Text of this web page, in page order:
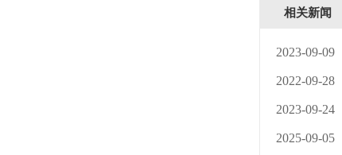
相关新闻
2023-09-09
2022-09-28
2023-09-24
2025-09-05